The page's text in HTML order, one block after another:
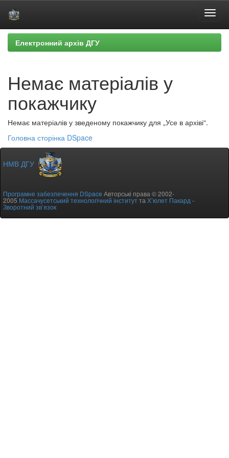
Skip
navigation
Електронний архів ДГУ
Немає матеріалів у
покажчику
Немає матеріалів у зведеному покажчику для „Усе в архіві“.
Головна сторінка DSpace
НМВ ДГУ
Програмне забезпечення DSpace Авторські права © 2002-
2005Массачусетський технологічний інститутта Х’юлет Пакард -
Зворотний зв’язок